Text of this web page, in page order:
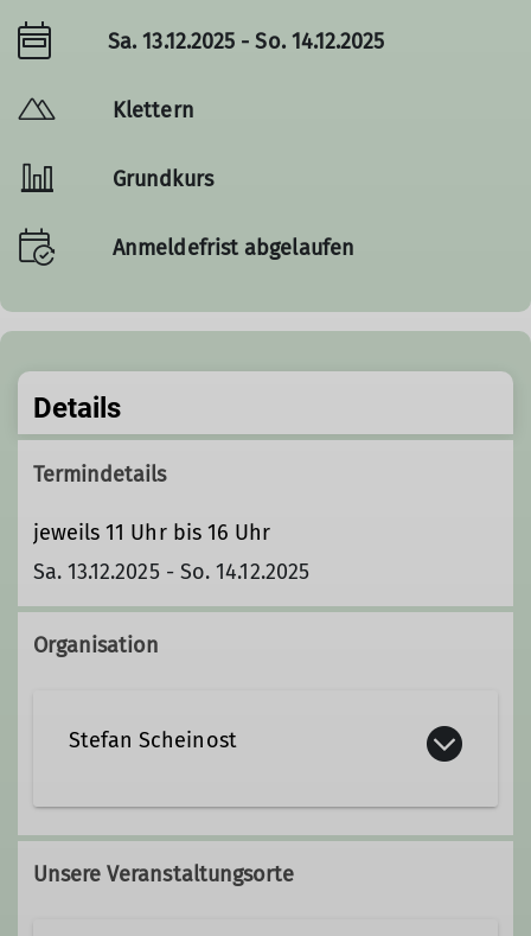
Sa. 13.12.2025 - So. 14.12.2025
Klettern
Grundkurs
Anmeldefrist abgelaufen
Details
Termindetails
jeweils 11 Uhr bis 16 Uhr
Sa. 13.12.2025 - So. 14.12.2025
Organisation
Stefan Scheinost
stefan.scheinost@dav-
marktschwaben.de
Unsere Veranstaltungsorte